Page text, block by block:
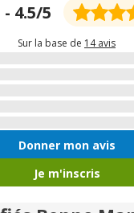
- 4.5/5
Sur la base de 14 avis
Donner mon avis
Je m'inscris